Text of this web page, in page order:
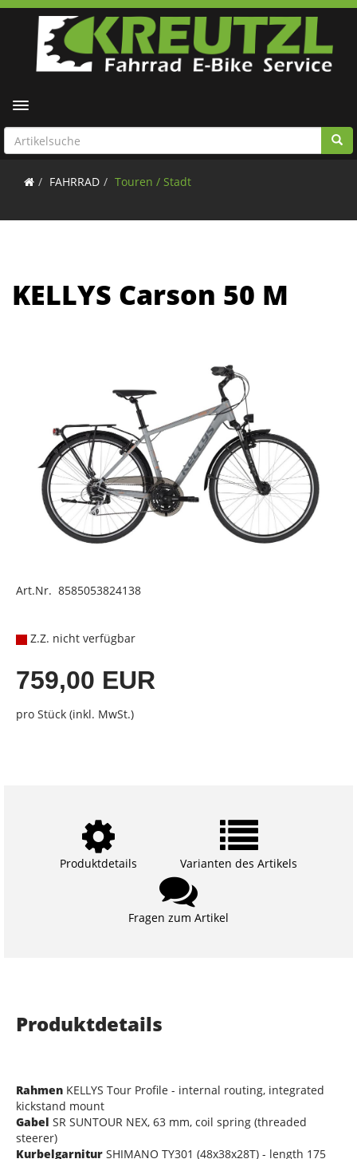
Toggle navigation
FAHRRAD Touren / Stadt
KELLYS Carson 50 M
Art.Nr. 8585053824138
Z.Z. nicht verfügbar
759,00 EUR
pro Stück (inkl. MwSt.)
Produktdetails Varianten des Artikels
Fragen zum Artikel
Produktdetails
Rahmen KELLYS Tour Profile - internal routing, integrated
kickstand mount
Gabel SR SUNTOUR NEX, 63 mm, coil spring (threaded
steerer)
Kurbelgarnitur SHIMANO TY301 (48x38x28T) - length 175